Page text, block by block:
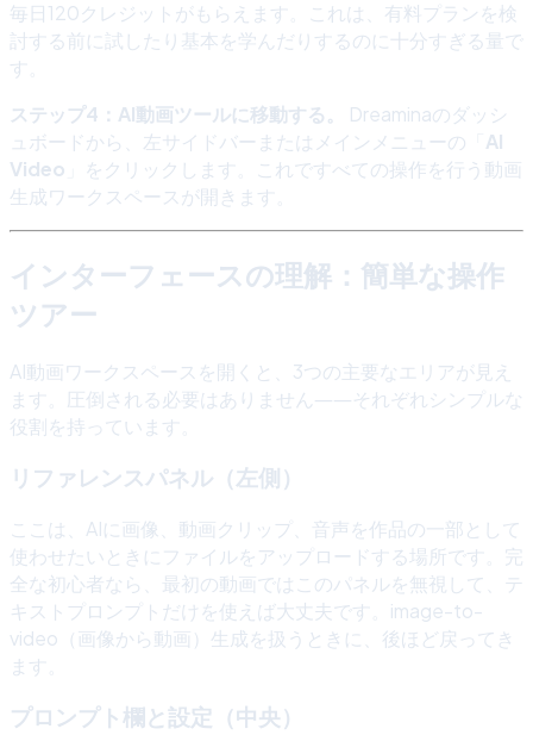
毎日120クレジットがもらえます。これは、有料プランを検
討する前に試したり基本を学んだりするのに十分すぎる量で
す。
ステップ4：AI動画ツールに移動する。
Dreaminaのダッシ
ュボードから、左サイドバーまたはメインメニューの「 AI
Video 」をクリックします。これですべての操作を行う動画
生成ワークスペースが開きます。
インターフェースの理解：簡単な操作
ツアー
AI動画ワークスペースを開くと、3つの主要なエリアが見え
ます。圧倒される必要はありません――それぞれシンプルな
役割を持っています。
リファレンスパネル（左側）
ここは、AIに画像、動画クリップ、音声を作品の一部として
使わせたいときにファイルをアップロードする場所です。完
全な初心者なら、最初の動画ではこのパネルを無視して、テ
キストプロンプトだけを使えば大丈夫です。image-to-
video（画像から動画）生成を扱うときに、後ほど戻ってき
ます。
プロンプト欄と設定（中央）